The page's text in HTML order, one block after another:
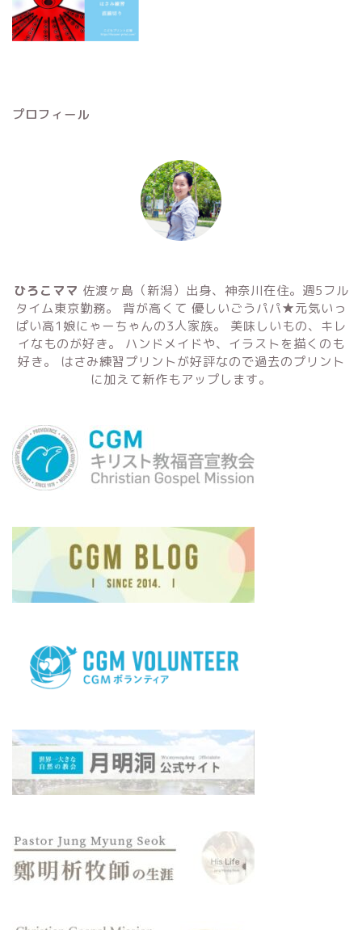
プロフィール
ひろこママ 佐渡ヶ島（新潟）出身、神奈川在住。週5フル
タイム東京勤務。 背が高くて 優しいごうパパ★元気いっ
ぱい高1娘にゃーちゃんの3人家族。 美味しいもの、キレ
イなものが好き。 ハンドメイドや、イラストを描くのも
好き。 はさみ練習プリントが好評なので過去のプリント
に加えて新作もアップします。